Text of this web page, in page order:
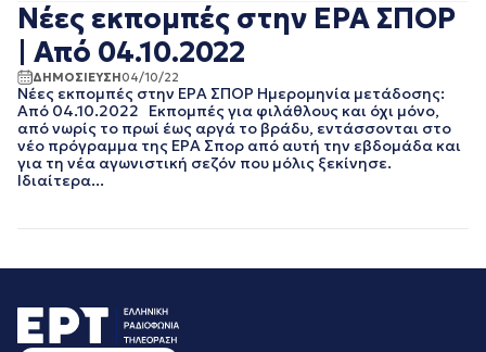
ΜΑΙΟΣ 2022
ΑΠΡΙΛΙΟΣ 2022
ΜΑΡΤΙΟΣ 2022
ΙΑΝΟΥΑΡΙΟΣ 2022
ΔΕΚΕΜΒΡΙΟΣ 2021
ΝΟΕΜΒΡΙΟΣ 2021
ΟΚΤΩΒΡΙΟΣ 2021
ΣΕΠΤΕΜΒΡΙΟΣ 2021
ΜΑΡΤΙΟΣ 2021
ΦΕΒΡΟΥΑΡΙΟΣ 2021
Νέες εκπομπές στην ΕΡΑ ΣΠΟΡ
| Από 04.10.2022
ΔΗΜΟΣΙΕΥΣΗ04/10/22
Νέες εκπομπές στην ΕΡΑ ΣΠΟΡ Ημερομηνία μετάδοσης:
Από 04.10.2022 Εκπομπές για φιλάθλους και όχι μόνο,
από νωρίς το πρωί έως αργά το βράδυ, εντάσσονται στο
νέο πρόγραμμα της ΕΡΑ Σπορ από αυτή την εβδομάδα και
για τη νέα αγωνιστική σεζόν που μόλις ξεκίνησε.
Ιδιαίτερα...